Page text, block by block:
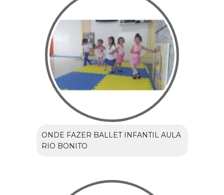
ONDE FAZER BALLET INFANTIL AULA
RIO BONITO